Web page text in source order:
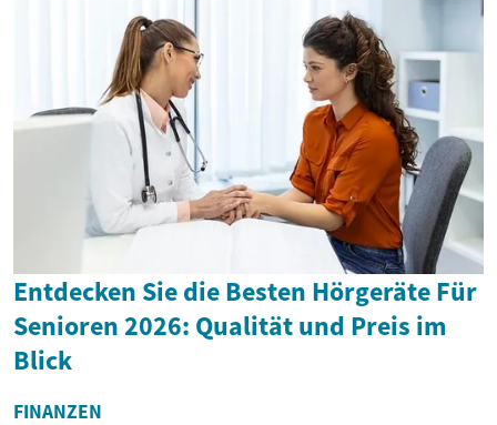
Entdecken Sie die Besten Hörgeräte Für
Senioren 2026: Qualität und Preis im
Blick
FINANZEN